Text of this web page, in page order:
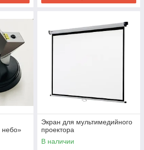
небо»
Экран для мультимедийного
проектора
В наличии